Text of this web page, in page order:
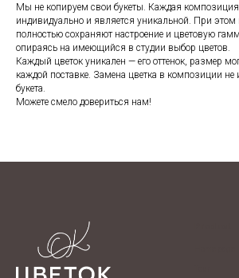
Мы не копируем свои букеты. Каждая композиция
индивидуально и является уникальной. При
полностью сохраняют настроение и цветовую
опираясь на имеющийся в студии выбор цветов.
Каждый цветок уникален — его оттенок, размер
каждой поставке. Замена цветка в композиции не
букета.
Можете смело довериться нам!